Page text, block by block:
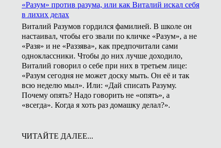
«Разум» против разума, или как Виталий искал себя
в лихих делах
Виталий Разумов гордился фамилией. В школе он
настаивал, чтобы его звали по кличке «Разум», а не
«Разя» и не «Раззява», как предпочитали сами
одноклассники. Чтобы до них лучше доходило,
Виталий говорил о себе при них в третьем лице:
«Разум сегодня не может доску мыть. Он её и так
всю неделю мыл». Или: «Дай списать Разуму.
Почему опять? Надо говорить не «опять», а
«всегда». Когда я хоть раз домашку делал?».
ЧИТАЙТЕ ДАЛЕЕ...